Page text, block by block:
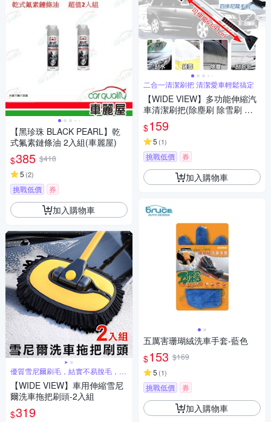
【黑珍珠 BLACK PEARL】乾
式氟素鏈條油 2入組(車麗屋)
$385 $418
5 (2)
挑戰低價 券
加入購物車
優質雪尼爾刷毛，結實不易脫毛，吸
水性好
【WIDE VIEW】車用伸縮雪尼
爾洗車拖把刷頭-2入組
$319
二合一清潔刷把 清潔愛車輕鬆搞定
【WIDE VIEW】多功能伸縮汽
車清潔刷把(除塵刷 除雪刷 除
冰鏟 二合一除雪鏟/ST-3901)
$159
5 (1)
挑戰低價 券
加入購物車
五厲害珊瑚絨洗車手套-藍色
$153 $169
5 (1)
挑戰低價 券
加入購物車